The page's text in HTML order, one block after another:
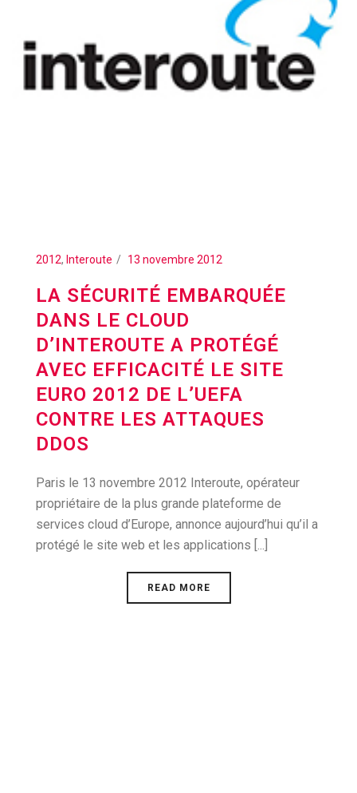
2012, Interoute 13 novembre 2012
LA SÉCURITÉ EMBARQUÉE
DANS LE CLOUD
D’INTEROUTE A PROTÉGÉ
AVEC EFFICACITÉ LE SITE
EURO 2012 DE L’UEFA
CONTRE LES ATTAQUES
DDOS
Paris le 13 novembre 2012 Interoute, opérateur
propriétaire de la plus grande plateforme de
services cloud d’Europe, annonce aujourd’hui qu’il a
protégé le site web et les applications [...]
READ MORE